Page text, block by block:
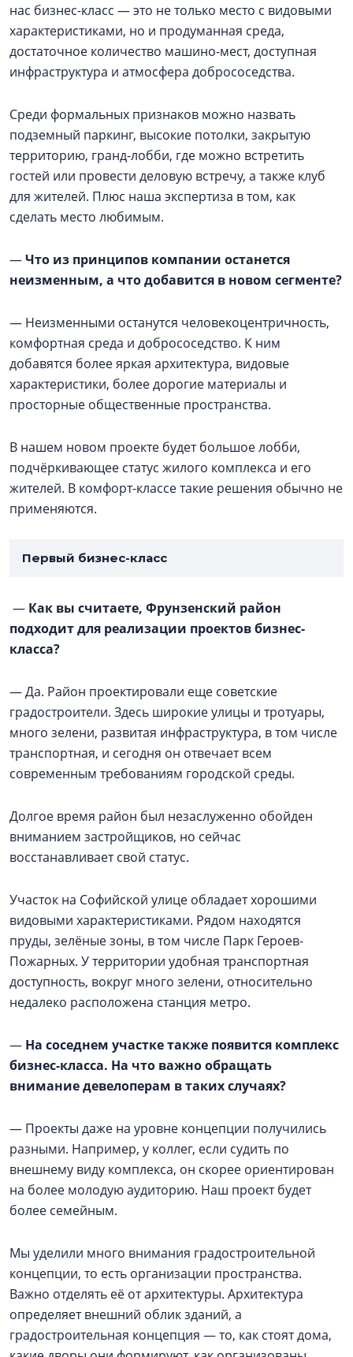
нас бизнес-класс — это не только место с видовыми
характеристиками, но и продуманная среда,
достаточное количество машино-мест, доступная
инфраструктура и атмосфера добрососедства.
Среди формальных признаков можно назвать
подземный паркинг, высокие потолки, закрытую
территорию, гранд-лобби, где можно встретить
гостей или провести деловую встречу, а также клуб
для жителей. Плюс наша экспертиза в том, как
сделать место любимым.
—Что из принципов компании останется
неизменным, а что добавится в новом сегменте?
— Неизменными останутся человекоцентричность,
комфортная среда и добрососедство. К ним
добавятся более яркая архитектура, видовые
характеристики, более дорогие материалы и
просторные общественные пространства.
В нашем новом проекте будет большое лобби,
подчёркивающее статус жилого комплекса и его
жителей. В комфорт-классе такие решения обычно не
применяются.
Первый бизнес-класс
— Как вы считаете, Фрунзенский район
подходит для реализации проектов бизнес-
класса?
— Да. Район проектировали еще советские
градостроители. Здесь широкие улицы и тротуары,
много зелени, развитая инфраструктура, в том числе
транспортная, и сегодня он отвечает всем
современным требованиям городской среды.
Долгое время район был незаслуженно обойден
вниманием застройщиков, но сейчас
восстанавливает свой статус.
Участок на Софийской улице обладает хорошими
видовыми характеристиками. Рядом находятся
пруды, зелёные зоны, в том числе Парк Героев-
Пожарных. У территории удобная транспортная
доступность, вокруг много зелени, относительно
недалеко расположена станция метро.
— На соседнем участке также появится комплекс
бизнес-класса. На что важно обращать
внимание девелоперам в таких случаях?
— Проекты даже на уровне концепции получились
разными. Например, у коллег, если судить по
внешнему виду комплекса, он скорее ориентирован
на более молодую аудиторию. Наш проект будет
более семейным.
Мы уделили много внимания градостроительной
концепции, то есть организации пространства.
Важно отделять её от архитектуры. Архитектура
определяет внешний облик зданий, а
градостроительная концепция — то, как стоят дома,